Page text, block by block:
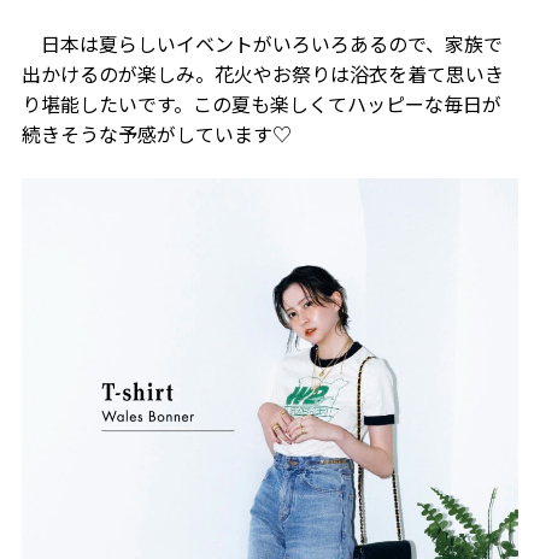
日本は夏らしいイベントがいろいろあるので、家族で
出かけるのが楽しみ。花火やお祭りは浴衣を着て思いき
り堪能したいです。この夏も楽しくてハッピーな毎日が
続きそうな予感がしています♡